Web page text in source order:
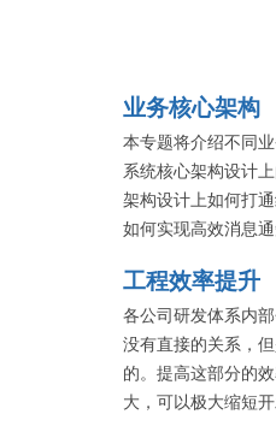
业务核心架构
本专题将介绍不同
系统核心架构设计
架构设计上如何打
如何实现高效消息
务……没有实现不了
工程效率提升
各公司研发体系内
没有直接的关系，
的。提高这部分的
大，可以极大缩短